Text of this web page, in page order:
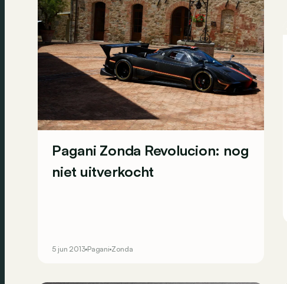
Pagani Zonda Revolucion: nog
niet uitverkocht
5 jun 2013 Pagani Zonda